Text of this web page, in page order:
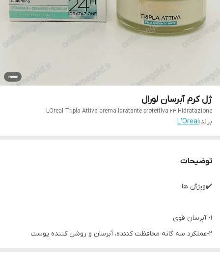
ژل کرم آبرسان لورال
LOreal Tripla Attiva crema Idratante protettlva 24 Hidratazione
برند:L’Oreal
توضیحات
✔️ویژگی ها؛
1- آبرسان قوی
2-عملکرد سه گانه محافظت کننده، آبرسان و روشن کننده پوست